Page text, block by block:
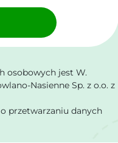
osobowych jest W.
Nasienne Sp. z o.o. z
przetwarzaniu danych